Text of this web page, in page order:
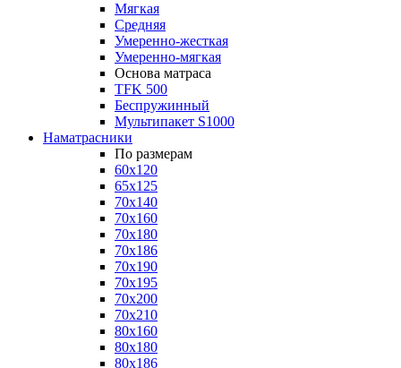
Мягкая
Средняя
Умеренно-жесткая
Умеренно-мягкая
Основа матраса
TFK 500
Беспружинный
Мультипакет S1000
Наматрасники
По размерам
60x120
65x125
70x140
70x160
70x180
70x186
70x190
70x195
70x200
70x210
80x160
80x180
80x186